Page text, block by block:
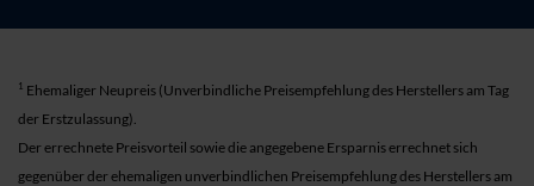
1 Ehemaliger Neupreis (Unverbindliche Preisempfehlung des Herstellers am Tag
der Erstzulassung).
Der errechnete Preisvorteil sowie die angegebene Ersparnis errechnet sich
gegenüber der ehemaligen unverbindlichen Preisempfehlung des Herstellers am